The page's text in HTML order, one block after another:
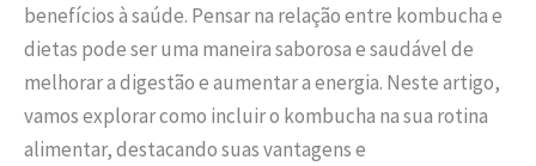
benefícios à saúde. Pensar na relação entre kombucha e
dietas pode ser uma maneira saborosa e saudável de
melhorar a digestão e aumentar a energia. Neste artigo,
vamos explorar como incluir o kombucha na sua rotina
alimentar, destacando suas vantagens e